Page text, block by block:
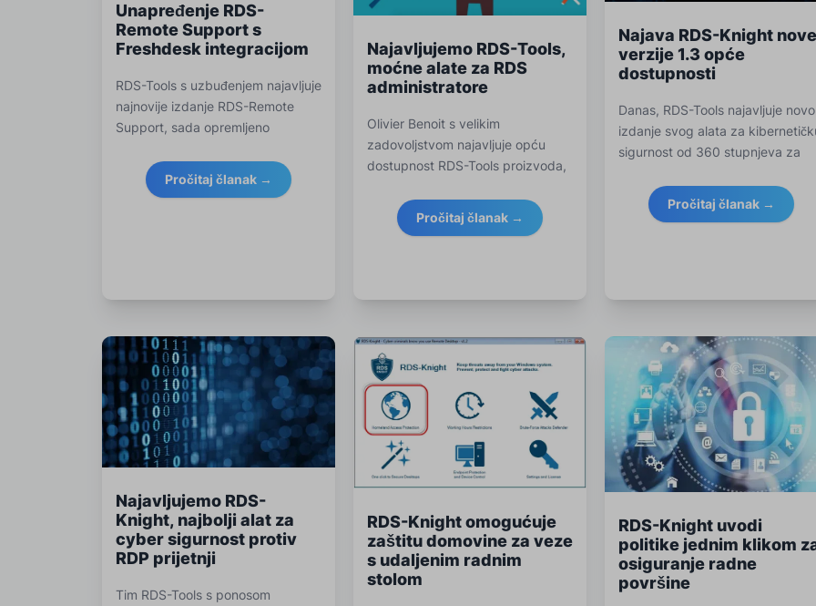
Unapređenje RDS-
Remote Support s
Freshdesk integracijom
RDS-Tools s uzbuđenjem najavljuje
najnovije izdanje RDS-Remote
Support, sada opremljeno
Freshdesk-om.
Pročitaj članak →
Najavljujemo RDS-Tools,
moćne alate za RDS
administratore
Olivier Benoit s velikim
zadovoljstvom najavljuje opću
dostupnost RDS-Tools proizvoda,
Pročitaj članak →
Najava RDS-Knight
verzije 1.3 opće
dostupnosti
Danas, RDS-Tools najavljuje novo
izdanje svog alata za
sigurnost od 360 stupnjeva za
Pročitaj članak →
Najavljujemo RDS-
Knight, najbolji alat za
cyber sigurnost protiv
RDP prijetnji
Tim RDS-Tools s ponosom
RDS-Knight omogućuje
zaštitu domovine za veze
s udaljenim radnim
stolom
RDS-Knight uvodi
politike jednim klikom
osiguranje radne
površine